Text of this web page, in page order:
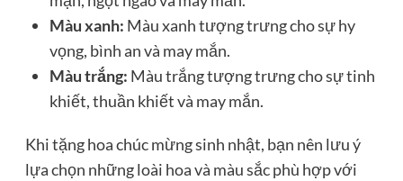
Màu xanh: Màu xanh tượng trưng cho sự hy
vọng, bình an và may mắn.
Màu trắng: Màu trắng tượng trưng cho sự tinh
khiết, thuần khiết và may mắn.
Khi tặng hoa chúc mừng sinh nhật, bạn nên lưu ý
lựa chọn những loài hoa và màu sắc phù hợp với